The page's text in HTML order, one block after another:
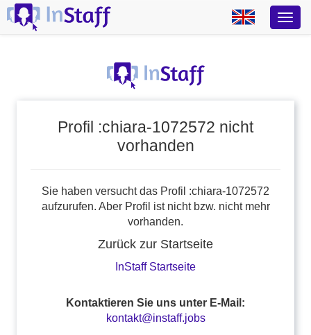
Profil :chiara-1072572 nicht
vorhanden
Sie haben versucht das Profil :chiara-1072572
aufzurufen. Aber Profil ist nicht bzw. nicht mehr
vorhanden.
Zurück zur Startseite
InStaff Startseite
Kontaktieren Sie uns unter E-Mail:
kontakt@instaff.jobs